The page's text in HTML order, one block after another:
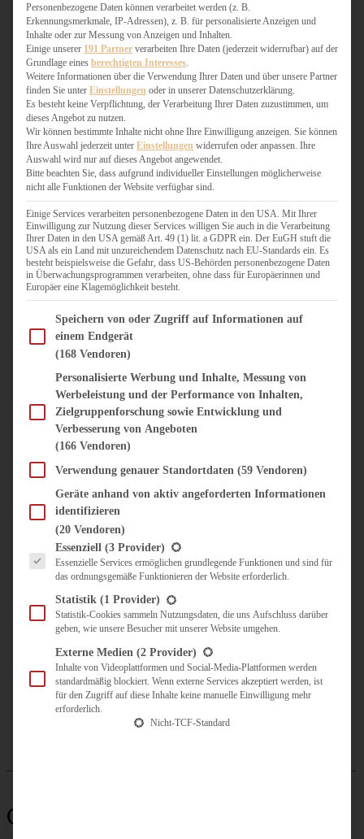
TÖRTCHEN
VEGAN SÜSS
WEIHNACHTSBÄCKEREI
HERZHAFT
BURGER & SANDWICHES
FIX AUF DEM TISCH
FLEISCH & FISCH
GRILLEN / BARBECUE
HERZHAFTES BACKEN
ONE-POT-GERICHTE
PASTA & NUDELGERICHTE
PIZZA, TARTES & QUICHES
REIS & RISOTTO
SALATE & SNACKS
SUPPENKASPEREIEN
VORSPEISEN
SÜSS & HERZHAFT
BROTAUFSTRICH
DIPS, SAUCEN, CHUTNEYS
KÜCHENGESCHENKE
UNTERWEGS
KULINARISCH UNTERWEGS
ÜBER MICH
ZUSAMMENARBEIT
Garten
Personenbezogene Daten können verarbeitet werden (z. B.
Erkennungsmerkmale, IP-Adressen), z. B. für personalisierte Anzeigen und
Inhalte oder zur Messung von Anzeigen und Inhalten.
Einige unserer 191 Partner verarbeiten Ihre Daten (jederzeit widerrufbar) auf der
Grundlage eines berechtigten Interesses
Weitere Informationen über die Verwendung Ihrer Daten und über unsere Partner
finden Sie unter Einstellungen oder in unserer Datenschutzerklärung.
Es besteht keine Verpflichtung, der Verarbeitung Ihrer Daten zuzustimmen, um
dieses Angebot zu nutzen.
Wir können bestimmte Inhalte nicht ohne Ihre Einwilligung anzeigen. Sie können
Ihre Auswahl jederzeit unter Einstellungen widerrufen oder anpassen. Ihre
Auswahl wird nur auf dieses Angebot angewendet.
Bitte beachten Sie, dass aufgrund individueller Einstellungen möglicherweise
nicht alle Funktionen der Website verfügbar sind.
Einige Services verarbeiten personenbezogene Daten in den USA. Mit Ihrer
Einwilligung zur Nutzung dieser Services willigen Sie auch in die Verarbeitung
Ihrer Daten in den USA gemäß Art. 49 (1) lit. a GDPR ein. Der EuGH stuft die
USA als ein Land mit unzureichendem Datenschutz nach EU-Standards ein. Es
besteht beispielsweise die Gefahr, dass US-Behörden personenbezogene Daten
in Überwachungsprogrammen verarbeiten, ohne dass für Europäerinnen und
Europäer eine Klagemöglichkeit besteht.
Im Folgenden finden Sie eine Liste der Zwecke des IAB Transparency and Consent
Speichern von oder Zugriff auf Informationen auf
einem Endgerät
(168 Vendoren)
Personalisierte Werbung und Inhalte, Messung von
Werbeleistung und der Performance von Inhalten,
Zielgruppenforschung sowie Entwicklung und
Verbesserung von Angeboten
(166 Vendoren)
Verwendung genauer Standortdaten (59 Vendoren)
Geräte anhand von aktiv angeforderten Informationen
identifizieren
(20 Vendoren)
Es folgt eine Liste der Service-Gruppen, für die eine Einwilligung erteilt werden
Essenziell (3 Provider)
Essenzielle Services ermöglichen grundlegende Funktionen und sind für
das ordnungsgemäße Funktionieren der Website erforderlich.
Statistik (1 Provider)
Statistik-Cookies sammeln Nutzungsdaten, die uns Aufschluss darüber
geben, wie unsere Besucher mit unserer Website umgehen.
Externe Medien (2 Provider)
Inhalte von Videoplattformen und Social-Media-Plattformen werden
standardmäßig blockiert. Wenn externe Services akzeptiert werden, ist
für den Zugriff auf diese Inhalte keine manuelle Einwilligung mehr
erforderlich.
Nicht-TCF-Standard